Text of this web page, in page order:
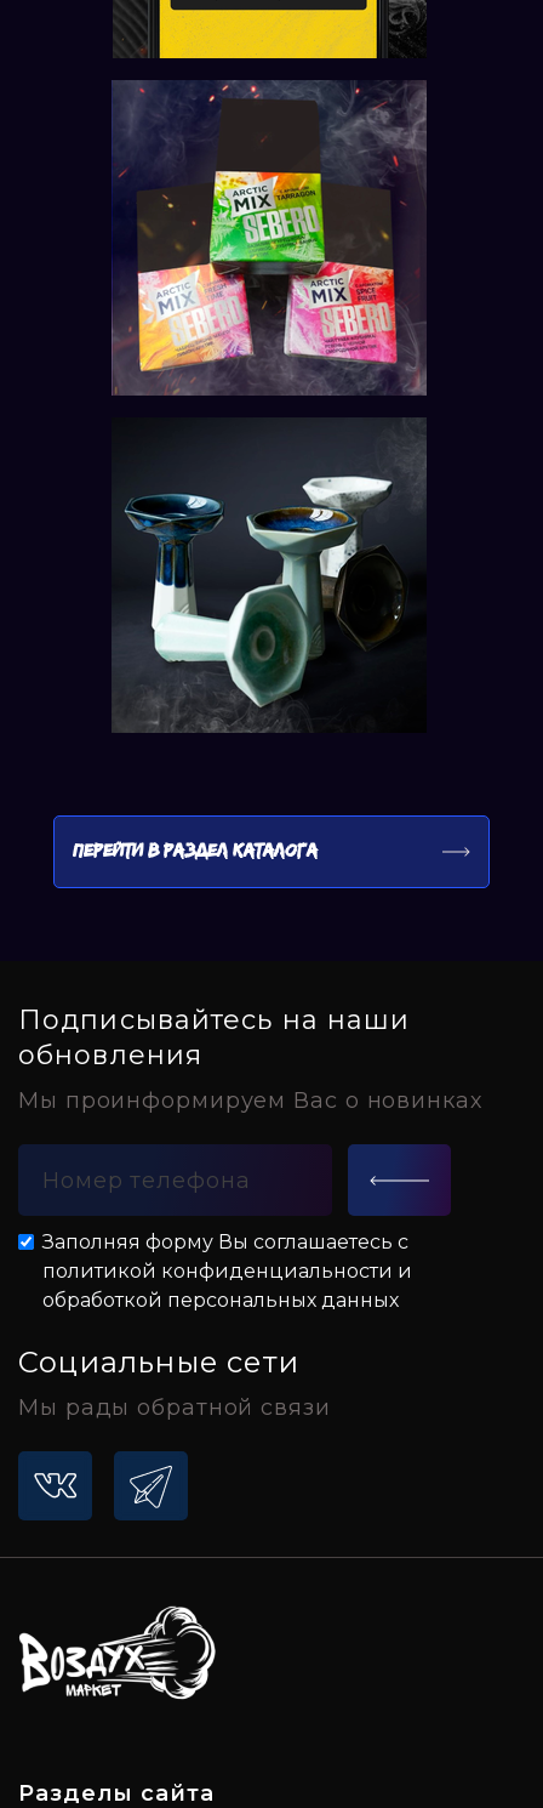
ПЕРЕЙТИ В РАЗДЕЛ КАТАЛОГА
Подписывайтесь на наши
обновления
Мы проинформируем Вас о новинках
Заполняя форму Вы соглашаетесь с
политикой конфиденциальности и
обработкой персональных данных
Социальные сети
Мы рады обратной связи
Разделы сайта